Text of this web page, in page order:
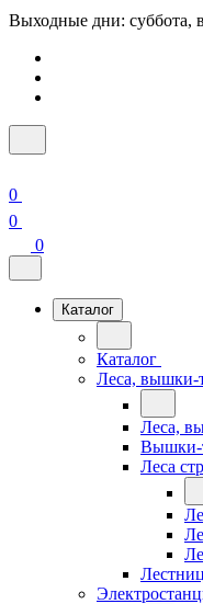
Выходные дни: суббота,
0
0
0
Каталог
Каталог
Леса, вышки-
Леса,
Вышки-
Леса